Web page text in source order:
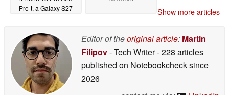
Pro-t, a Galaxy S27
05/14/2026
Show more articles
Editor of theoriginal article: Martin
Filipov- Tech Writer- 228 articles
published on Notebookchecksince
2026